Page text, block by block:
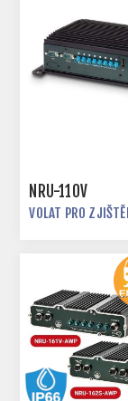
NRU-110V
VOLAT PRO